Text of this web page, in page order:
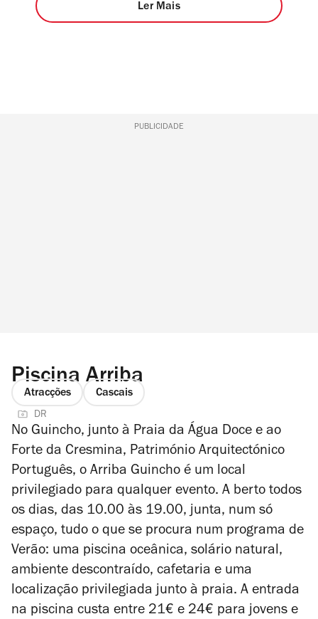
Ler Mais
PUBLICIDADE
Piscina Arriba
Atracções Cascais
DR
No Guincho, junto à Praia da Água Doce e ao
Forte da Cresmina, Património Arquitectónico
Português, o Arriba Guincho é um local
privilegiado para qualquer evento. A berto todos
os dias, das 10.00 às 19.00, junta, num só
espaço, tudo o que se procura num programa de
Verão: uma piscina oceânica, solário natural,
ambiente descontraído, cafetaria e uma
localização privilegiada junto à praia. A entrada
na piscina custa entre 21€ e 24€ para jovens e